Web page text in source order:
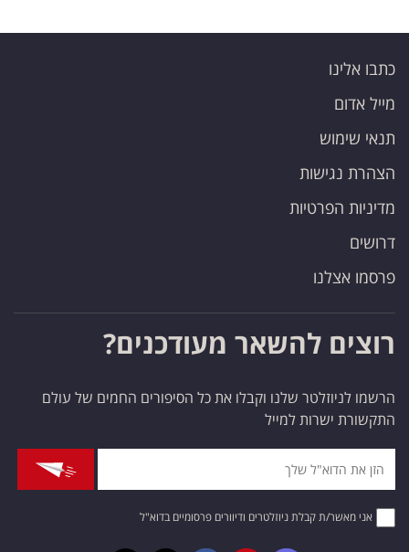
כתבו אלינו
מייל אדום
תנאי שימוש
הצהרת נגישות
מדיניות הפרטיות
דרושים
פרסמו אצלנו
רוצים להשאר מעודכנים?
הרשמו לניוזלטר שלנו וקבלו את כל הסיפורים החמים של עולם
התקשורת ישרות למייל
אני מאשר/ת קבלת ניוזלטרים ודיוורים פרסומיים בדוא"ל